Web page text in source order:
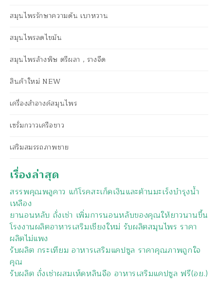
สมุนไพรรักษาความดัน เบาหวาน
สมุนไพรลดไขมัน
สมุนไพรล้างพิษ ตรีผลา , รางจืด
สินค้าใหม่ NEW
เครื่องสำอางค์สมุนไพร
เซรั่มกวาวเครือขาว
เสริมสมรรถภาพชาย
เรื่องล่าสุด
สรรพคุณพลูคาว แก้โรคสะเก็ดเงินและต้านมะเร็งบำรุงน้ำ
เหลือง
ยานอนหลับ ถั่งเช่า เพิ่มการนอนหลับของคุณให้ยาวนานขึ้น
โรงงานผลิตอาหารเสริมเชียงใหม่ รับผลิตสมุนไพร ราคา
ผลิตไม่แพง
รับผลิต กระเทียม อาหารเสริมแคปซูล ราคาคุณภาพถูกใจ
คุณ
รับผลิต ถั่งเช่าผสมเห็ดหลินจือ อาหารเสริมแคปซูล ฟรี(อย.)